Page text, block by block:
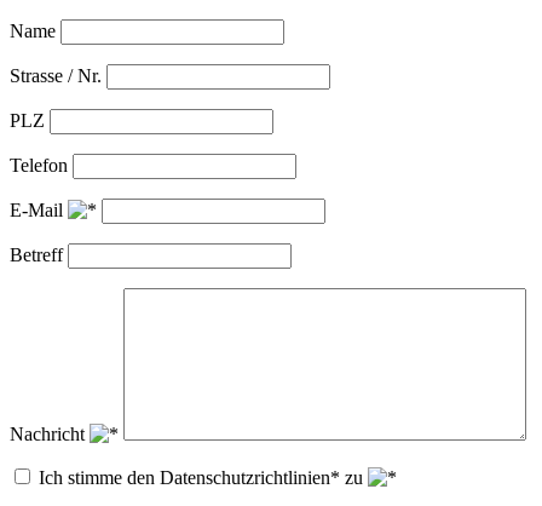
Name
Strasse / Nr.
PLZ
Telefon
E-Mail
Betreff
Nachricht
Ich stimme den Datenschutzrichtlinien* zu